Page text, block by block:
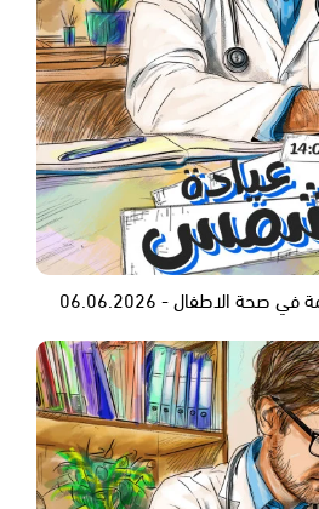
الاطفال - 06.06.2026